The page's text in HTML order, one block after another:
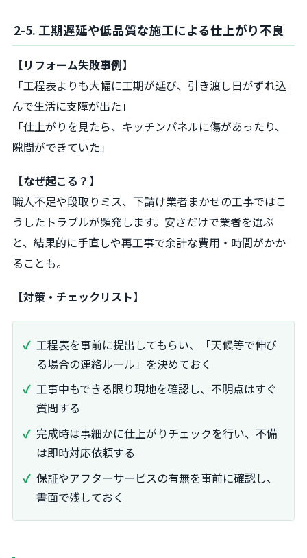
2-5. 工期遅延や低品質な施工による仕上がり不良
【リフォーム失敗事例】
「工程表よりも大幅に工期が延び、引き渡し日がずれ込
んで生活に支障が出た」
「仕上がりを見たら、キッチンパネルに傷があったり、
隙間ができていた」
【なぜ起こる？】
職人不足や段取りミス、下請け業者まかせの工事ではこ
うしたトラブルが頻発します。安さだけで業者を選ぶ
と、結果的に手直しや再工事で余計な費用・時間がかか
ることも。
【対策・チェックリスト】
工程表を事前に提出してもらい、「天候等で伸び
る場合の連絡ルール」を決めておく
工事中もできる限り現地を確認し、不明点はすぐ
質問する
完成時は事細かに仕上がりチェックを行い、不備
は即時対応依頼する
保証やアフターサービスの有無を事前に確認し、
書面で残しておく